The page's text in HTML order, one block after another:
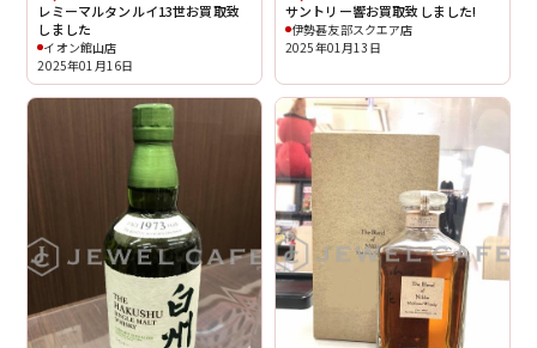
レミーマルタンルイ13世お買取致
しました
イオン館山店
2025年01月16日
サントリー響お買取致しました!
伊勢甚友部スクエア店
2025年01月13日